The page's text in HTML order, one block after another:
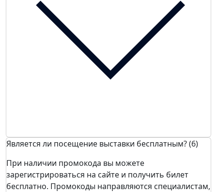
Является ли посещение выставки бесплатным? (6)
При наличии промокода вы можете
зарегистрироваться на сайте и получить билет
бесплатно. Промокоды направляются специалистам,